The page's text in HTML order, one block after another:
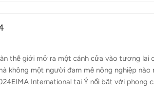
thế giới mở ra một cánh cửa vào tương lai
không một người đam mê nông nghiệp nào
International tại Ý nổi bật với phong